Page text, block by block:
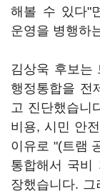
해볼 수 있다"
운영을 병행하
김상욱 후보는
행정통합을 전
고 진단했습니
비용, 시민 안
이유로 "(트램
통합해서 국비
장했습니다.